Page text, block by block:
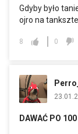
Gdyby było
ojro na
8 0
DAWAĆ PO